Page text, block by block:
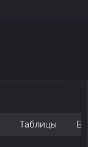
Таблицы